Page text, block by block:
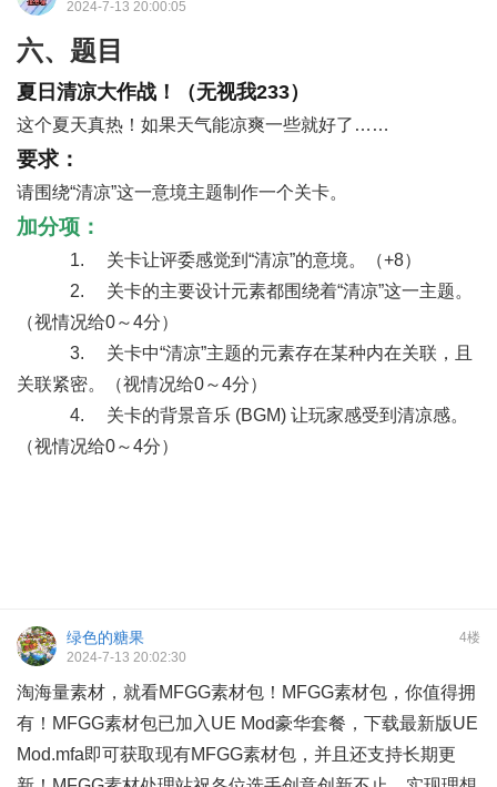
2024-7-13 20:00:05
六、题目
夏日清凉大作战！ （无视我233）
这个夏天真热！如果天气能凉爽一些就好了……
要求：
请围绕“清凉”这一意境主题制作一个关卡。
加分项 ：
1. 关卡让评委感觉到“清凉”的意境。（+8）
2. 关卡的主要设计元素都围绕着“清凉”这一主题。
（视情况给0～4分）
3. 关卡中“清凉”主题的元素存在某种内在关联，且
关联紧密。（视情况给0～4分）
4. 关卡的背景音乐 (BGM) 让玩家感受到清凉感。
（视情况给0～4分）
4楼
绿色的糖果
2024-7-13 20:02:30
淘海量素材，就看MFGG素材包！MFGG素材包，你值得拥
有！MFGG素材包已加入UE Mod豪华套餐，下载最新版UE
Mod.mfa即可获取现有MFGG素材包，并且还支持长期更